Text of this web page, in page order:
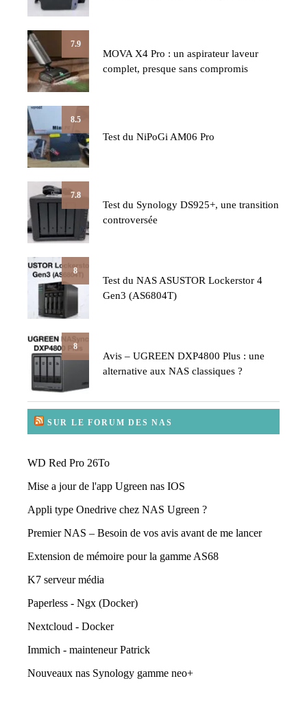
7.9
MOVA X4 Pro : un aspirateur laveur
complet, presque sans compromis
8.5
Test du NiPoGi AM06 Pro
7.8
Test du Synology DS925+, une transition
controversée
8
Test du NAS ASUSTOR Lockerstor 4
Gen3 (AS6804T)
8
Avis – UGREEN DXP4800 Plus : une
alternative aux NAS classiques ?
SUR LE FORUM DES NAS
WD Red Pro 26To
Mise a jour de l'app Ugreen nas IOS
Appli type Onedrive chez NAS Ugreen ?
Premier NAS – Besoin de vos avis avant de me lancer
Extension de mémoire pour la gamme AS68
K7 serveur média
Paperless - Ngx (Docker)
Nextcloud - Docker
Immich - mainteneur Patrick
Nouveaux nas Synology gamme neo+